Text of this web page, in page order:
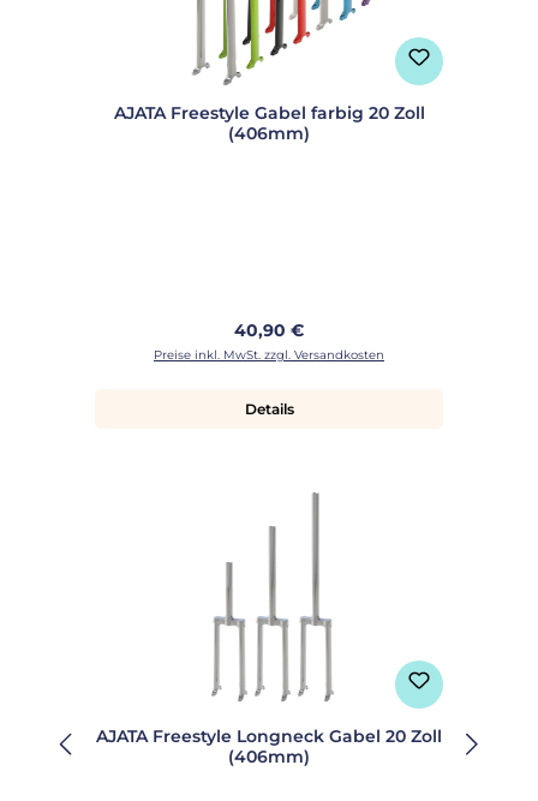
AJATA Freestyle Gabel farbig 20 Zoll
(406mm)
Regulärer Preis:
40,90 €
Preise inkl. MwSt. zzgl. Versandkosten
Details
AJATA Freestyle Longneck Gabel 20 Zoll
(406mm)